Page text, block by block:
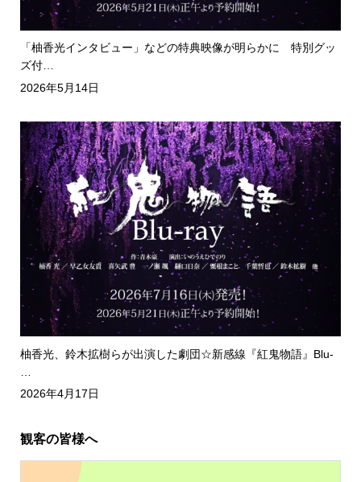
「柚香光インタビュー」などの特典映像が明らかに 特別グッ
ズ付…
2026年5月14日
柚香光、鈴木拡樹らが出演した劇団☆新感線『紅鬼物語』Blu-
2026年4月17日
観客の皆様へ